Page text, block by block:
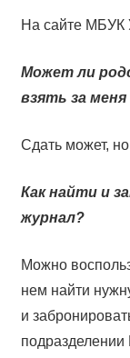
На сайте МБУК
Может ли
взять за
Сдать может, но
Как найти и
журнал?
Можно
нем найти
и